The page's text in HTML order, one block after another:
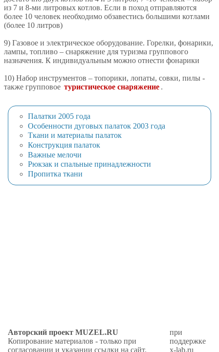
из 7 и 8-ми литровых котлов. Если в поход отправляются
более 10 человек необходимо обзавестись большими котлами
(более 10 литров)
9) Газовое и электрическое оборудование. Горелки, фонарики,
лампы, топливо – снаряжение для туризма группового
назначения. К индивидуальным можно отнести фонарики
10) Набор инструментов – топорики, лопаты, совки, пилы -
также групповое туристическое снаряжение .
Палатки 2005 года
Особенности дуговых палаток 2003 года
Ткани и материалы палаток
Конструкция палаток
Важные мелочи
Рюкзак и спальные принадлежности
Пропитка ткани
Авторский проект MUZEL.RU
Копирование материалов - только при
согласовании и указании ссылки на сайт.
при
поддержке
x-lab.ru